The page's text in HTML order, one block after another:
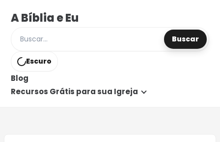
A Bíblia e Eu
Buscar posts e páginas
Buscar
Escuro
Blog
Recursos Grátis para sua Igreja